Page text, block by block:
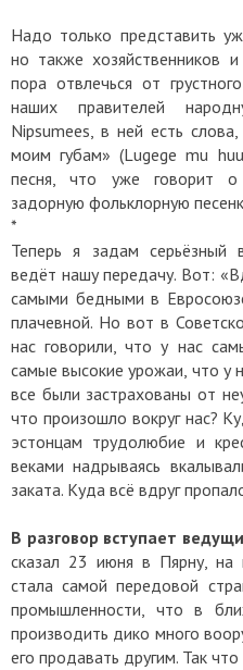
Надо только представить
но также хозяйственников
пора отвлечься от
наших правителей
Nipsumees, в ней есть
моим губам» (Lugege mu
песня, что уже говорит
задорную фольклорную
*
Теперь я задам серьёзный
ведёт нашу передачу. Вот:
самыми бедными в
плачевной. Но вот в
нас говорили, что у нас
самые высокие урожаи, что у
все были застрахованы от
что произошло вокруг нас?
эстонцам трудолюбие и
веками надрываясь
заката. Куда всё вдруг
В разговор вступает
сказал 23 июня в Пярну,
стала самой передовой
промышленности, что в
производить дико много
его продавать другим. Так